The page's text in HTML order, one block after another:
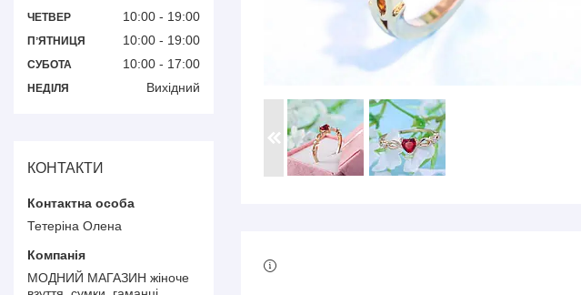
ЧЕТВЕР 10:00 19:00
ПʼЯТНИЦЯ 10:00 19:00
СУБОТА 10:00 17:00
НЕДІЛЯ Вихідний
КОНТАКТИ
Тетеріна Олена
МОДНИЙ МАГАЗИН жіноче